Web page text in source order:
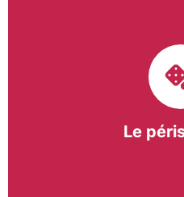
Le
bergeracois. A
Périscolaires (TAP) et les
apportons une réponse